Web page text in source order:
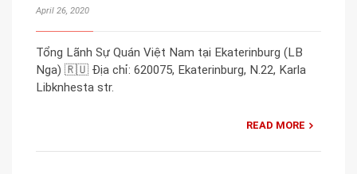
April 26, 2020
Tổng Lãnh Sự Quán Việt Nam tại Ekaterinburg (LB
Nga) 🇷🇺 Địa chỉ: 620075, Ekaterinburg, N.22, Karla
Libknhesta str.
READ MORE